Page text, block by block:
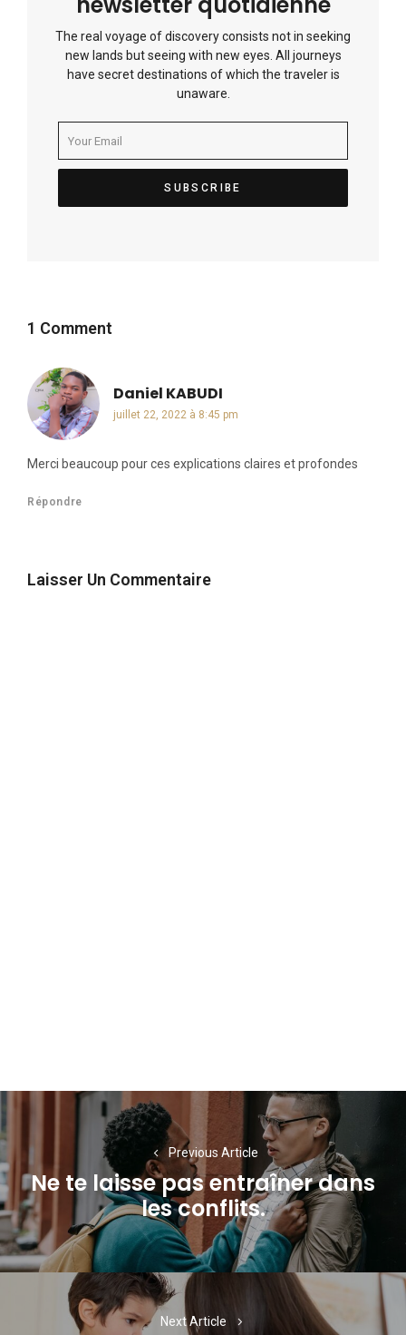
The real voyage of discovery consists not in seeking
new lands but seeing with new eyes. All journeys
have secret destinations of which the traveler is
unaware.
1 Comment
Daniel KABUDI
juillet 22, 2022 à 8:45 pm
Merci beaucoup pour ces explications claires et profondes
Répondre
Laisser Un Commentaire
Navigation
de
l’article
Previous Article
Previous
post:
Ne te laisse pas entraîner dans
les conflits.
Next Article